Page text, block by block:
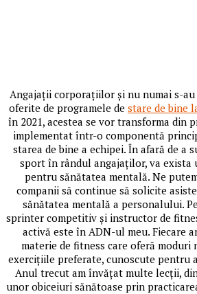
Angajații corporațiilor și nu numai s-
oferite de programele de stare de bine
în 2021, acestea se vor transforma din
implementat într-o componentă
starea de bine a echipei. În afară de a
sport în rândul angajaților, va exista
pentru sănătatea mentală. Ne
companii să continue să solicite
sănătatea mentală a personalului.
sprinter competitiv și instructor de
activă este în ADN-ul meu. Fiecare
materie de fitness care oferă moduri
exercițiile preferate, cunoscute pentru
Anul trecut am învățat multe lecții,
unor obiceiuri sănătoase prin